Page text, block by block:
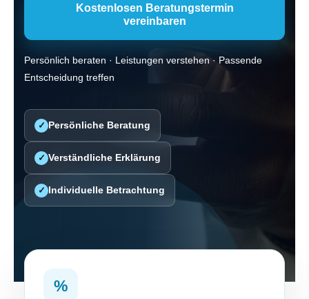
Kostenlosen Beratungstermin
vereinbaren
Persönlich beraten · Leistungen verstehen · Passende
Entscheidung treffen
✓ Persönliche Beratung
✓ Verständliche Erklärung
✓ Individuelle Betrachtung
%